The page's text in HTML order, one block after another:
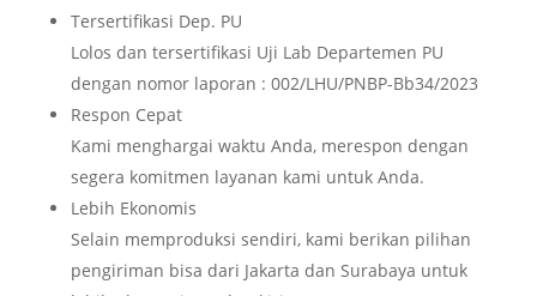
Tersertifikasi Dep. PU
Lolos dan tersertifikasi Uji Lab Departemen PU
dengan nomor laporan : 002/LHU/PNBP-Bb34/2023
Respon Cepat
Kami menghargai waktu Anda, merespon dengan
segera komitmen layanan kami untuk Anda.
Lebih Ekonomis
Selain memproduksi sendiri, kami berikan pilihan
pengiriman bisa dari Jakarta dan Surabaya untuk